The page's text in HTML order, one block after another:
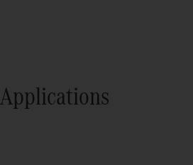
Applications